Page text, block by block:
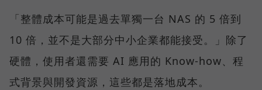
「整體成本可能是過去單獨一台 NAS 的 5 倍到
10 倍，並不是大部分中小企業都能接受。」除了
硬體，使用者還需要 AI 應用的 Know-how、程
式背景與開發資源，這些都是落地成本。